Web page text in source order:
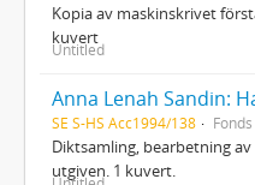
Kopia av maskinskrivet
kuvert
Untitled
Anna Lenah Sandin:
SE S-HS Acc1994/138 Fonds
Diktsamling, bearbetning
utgiven. 1 kuvert.